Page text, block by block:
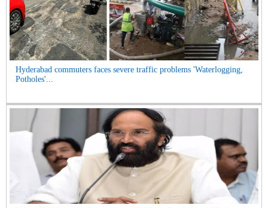
Hyderabad commuters faces severe traffic problems 'Waterlogging,
Potholes'...